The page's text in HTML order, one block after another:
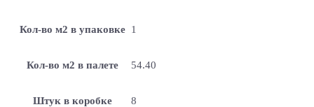
Кол-во м2 в упаковке 1
Кол-во м2 в палете 54.40
Штук в коробке 8